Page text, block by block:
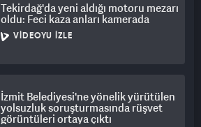
Tekirdağ'da yeni aldığı motoru mezarı
oldu: Feci kaza anları kamerada
VIDEOYU İZLE
İzmit Belediyesi'ne yönelik yürütülen
yolsuzluk soruşturmasında rüşvet
görüntüleri ortaya çıktı